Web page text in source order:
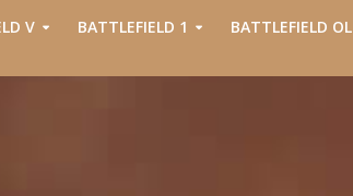
V BATTLEFIELD 1 BATTLEFIELD